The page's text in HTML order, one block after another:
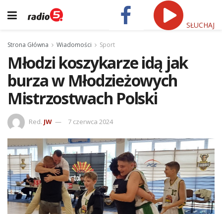
SŁUCHAJ
Strona Główna Wiadomości Sport
Młodzi koszykarze idą jak
burza w Młodzieżowych
Mistrzostwach Polski
Red. JW 7 czerwca 2024